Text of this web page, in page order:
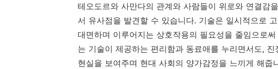
테오도르와 사만다의 관계와 사람들이 위로와 연결감
서 유사점을 발견할 수 있습니다. 기술은 일시적으로
대면하며 이루어지는 상호작용의 필요성을 줄임으로
는 기술이 제공하는 편리함과 동료애를 누리면서도,
현실을 보여주며 현대 사회의 양가감정을 느끼게 해